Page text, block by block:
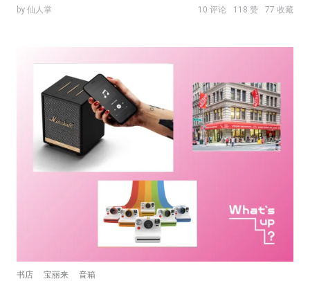
by 仙人掌 10 评论 118 赞 77 收藏
书店 宝丽来 音箱